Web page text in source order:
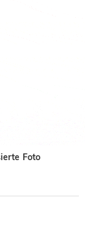
Foto